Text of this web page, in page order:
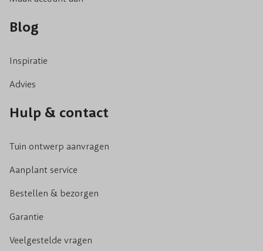
Blog
Inspiratie
Advies
Hulp & contact
Tuin ontwerp aanvragen
Aanplant service
Bestellen & bezorgen
Garantie
Veelgestelde vragen